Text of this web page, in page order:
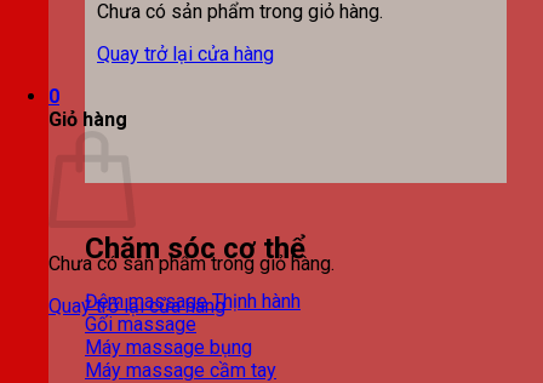
Chưa có sản phẩm trong giỏ hàng.
Quay trở lại cửa hàng
0
Giỏ hàng
Chưa có sản phẩm trong giỏ hàng.
Quay trở lại cửa hàng
Chăm sóc cơ thể
Đệm massage
Gối massage
Máy massage bụng
Máy massage cầm tay